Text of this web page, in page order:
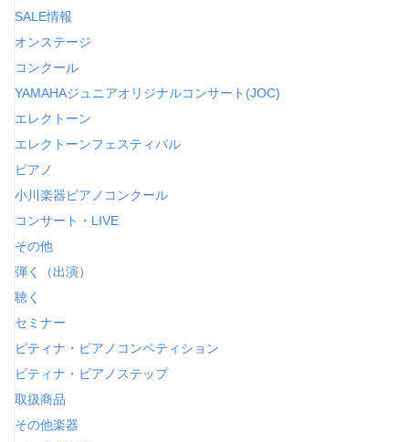
SALE情報
オンステージ
コンクール
YAMAHAジュニアオリジナルコンサート(JOC)
エレクトーン
エレクトーンフェスティバル
ピアノ
小川楽器ピアノコンクール
コンサート・LIVE
その他
弾く（出演）
聴く
セミナー
ピティナ・ピアノコンペティション
ピティナ・ピアノステップ
取扱商品
その他楽器